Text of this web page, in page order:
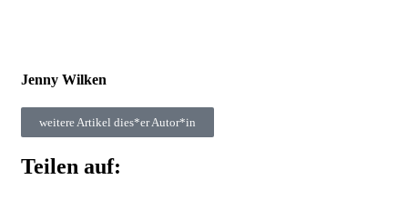
Jenny Wilken
weitere Artikel dies*er Autor*in
Teilen auf: